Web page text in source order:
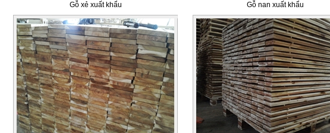
Gỗ xẻ xuất khẩu Gỗ nan xuất khẩu